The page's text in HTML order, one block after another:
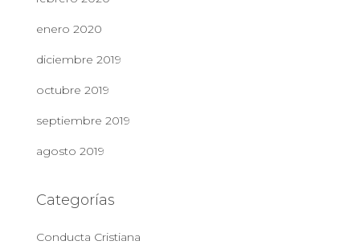
enero 2020
diciembre 2019
octubre 2019
septiembre 2019
agosto 2019
Categorías
Conducta Cristiana